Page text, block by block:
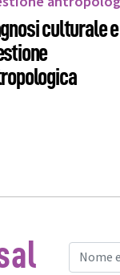
culturale e